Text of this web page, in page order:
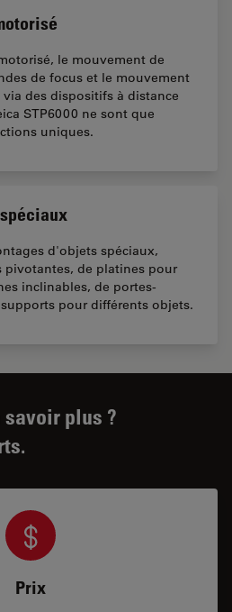
le mouvement de
de focus et le mouvement
via des dispositifs à distance
STP6000 ne sont que
uniques.
d'objets spéciaux,
pivotantes, de platines pour
inclinables, de portes-
pour différents objets.
savoir plus ?
Prix